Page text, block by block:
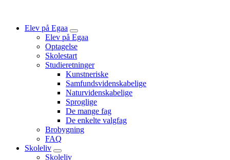
Elev på Egaa
Vis
undermenu
for
“Elev
på
Egaa”
Elev på Egaa
Optagelse
Skolestart
Studieretninger
Kunstneriske
Samfundsvidenskabelige
Naturvidenskabelige
Sproglige
De mange fag
De enkelte valgfag
Brobygning
FAQ
Skoleliv
Vis
Skoleliv